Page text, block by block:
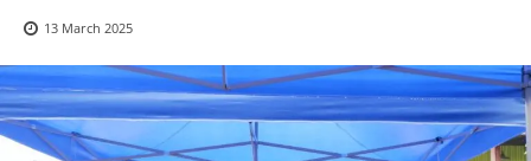
13 March 2025